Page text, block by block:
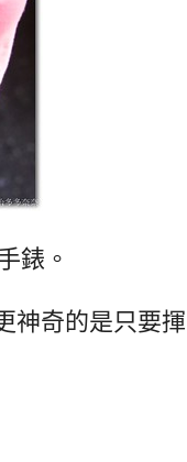
錶。
神奇的是只要揮